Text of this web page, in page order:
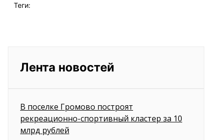
Теги:
Лента новостей
В поселке Громово построят
рекреационно-спортивный кластер за 10
млрд рублей